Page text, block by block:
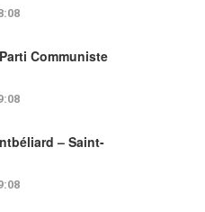
Communiste
– Saint-